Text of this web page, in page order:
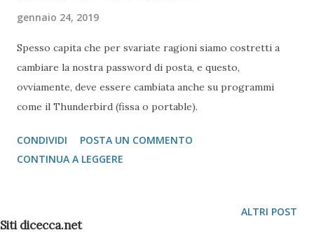
gennaio 24, 2019
Spesso capita che per svariate ragioni siamo costretti a
cambiare la nostra password di posta, e questo,
ovviamente, deve essere cambiata anche su programmi
come il Thunderbird (fissa o portable).
CONDIVIDI
POSTA UN COMMENTO
CONTINUA A LEGGERE
ALTRI POST
Siti dicecca.net